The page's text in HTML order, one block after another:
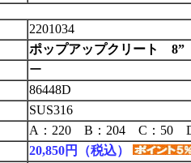
2201034
ポップアップクリート 8”
ー
86448D
SUS316
A：220 B：204 C：50
20,850円（税込）